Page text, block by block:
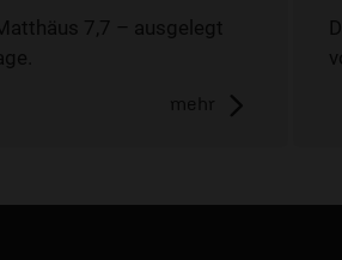
7,7 – ausgelegt
mehr